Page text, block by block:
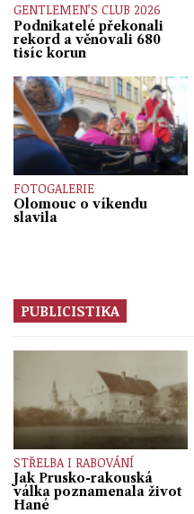
GENTLEMEN’S CLUB 2026
Podnikatelé překonali
rekord a věnovali 680
tisíc korun
FOTOGALERIE
Olomouc o víkendu
slavila
PUBLICISTIKA
STŘELBA I RABOVÁNÍ
Jak Prusko-rakouská
válka poznamenala život
Hané